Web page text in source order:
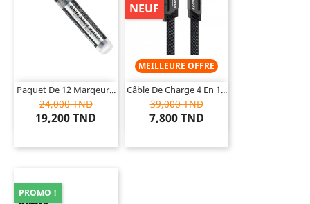
Paquet De 12 Marqeur...
24,000 TND
19,200 TND
MEILLEURE OFFRE
Câble De Charge 4 En 1...
39,000 TND
7,800 TND
NEUF
PROMO !